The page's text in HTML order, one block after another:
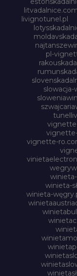
livignotunel.pl
pl-
slowacja-
vignette-
winieta-
winieta-